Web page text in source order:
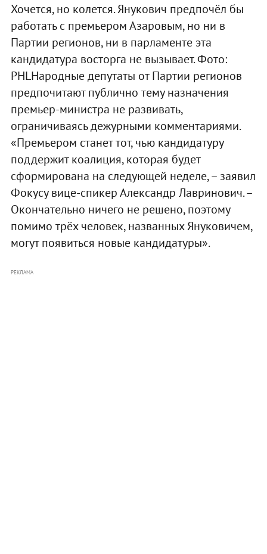
Хочется, но колется. Янукович предпочёл бы
работать с премьером Азаровым, но ни в
Партии регионов, ни в парламенте эта
кандидатура восторга не вызывает. Фото:
PHLНародные депутаты от Партии регионов
предпочитают публично тему назначения
премьер-министра не развивать,
ограничиваясь дежурными комментариями.
«Премьером станет тот, чью кандидатуру
поддержит коалиция, которая будет
сформирована на следующей неделе, – заявил
Фокусу вице-спикер Александр Лавринович. –
Окончательно ничего не решено, поэтому
помимо трёх человек, названных Януковичем,
могут появиться новые кандидатуры».
РЕКЛАМА